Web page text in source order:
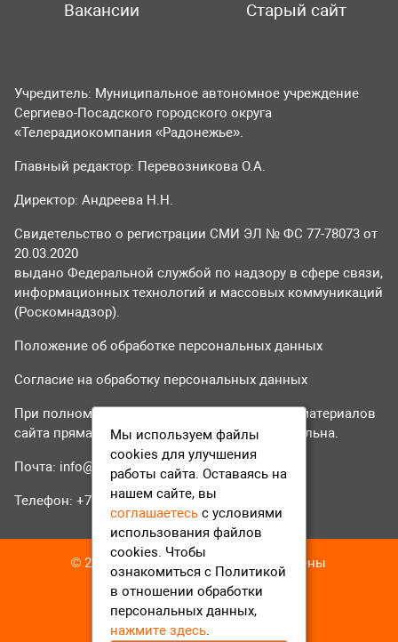
Вакансии
Старый сайт
Учредитель: Муниципальное автономное учреждение
Сергиево-Посадского городского округа
«Телерадиокомпания «Радонежье».
Главный редактор: Перевозникова О.А.
Директор: Андреева Н.Н.
Свидетельство о регистрации СМИ ЭЛ № ФС 77-78073 от
20.03.2020
выдано Федеральной службой по надзору в сфере связи,
информационных технологий и массовых коммуникаций
(Роскомнадзор).
Положение об обработке персональных данных
Согласие на обработку персональных данных
При полном или частичном использовании материалов
сайта прямая гиперссылка на tvr24.tv обязательна.
Почта: info@tvr24.tv
Телефон: +7 (496) 551-04-95
© 2016-2023 ТВР24 Все права защищены
Мы используем файлы
cookies для улучшения
работы сайта. Оставаясь на
нашем сайте, вы
соглашаетесь с условиями
использования файлов
cookies. Чтобы
ознакомиться с Политикой
в отношении обработки
персональных данных,
нажмите здесь.